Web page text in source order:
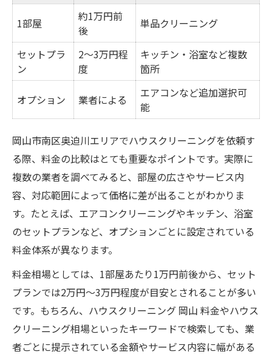
較表で解説
岡山のハウスクリーニング相場を知って賢
く依頼
選び方のコツと見積もり時の注意点まとめ
相場より安い業者の落とし穴とは
ハウスクリーニング料金の内訳を徹底分析
比較術
主要ハウスクリーニング業者の比較表
比較で分かるハウスクリーニングの違い
岡山で人気のハウスクリーニング特徴まと
め
サービス内容と保証期間の違いを比較
口コミや評判の見極め方のポイント
岡山で話題のハウスクリーニング最新ランキン
グ
岡山県内ハウスクリーニングランキング一
覧
1部屋
約1万円前
後
単品クリーニング
セットプラ
ン
2～3万円程
度
キッチン・浴室など複数
箇所
オプション 業者による
エアコンなど追加選択可
能
岡山市南区奥迫川エリアでハウスクリーニングを依頼す
る際、料金の比較はとても重要なポイントです。実際に
複数の業者を調べてみると、部屋の広さやサービス内
容、対応範囲によって価格に差が出ることがわかりま
す。たとえば、エアコンクリーニングやキッチン、浴室
のセットプランなど、オプションごとに設定されている
料金体系が異なります。
料金相場としては、1部屋あたり1万円前後から、セット
プランでは2万円～3万円程度が目安とされることが多い
です。もちろん、ハウスクリーニング 岡山 料金やハウス
クリーニング相場といったキーワードで検索しても、業
者ごとに提示されている金額やサービス内容に幅がある